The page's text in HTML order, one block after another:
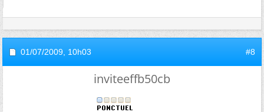
01/07/2009, 10h03 #8
inviteeffb50cb